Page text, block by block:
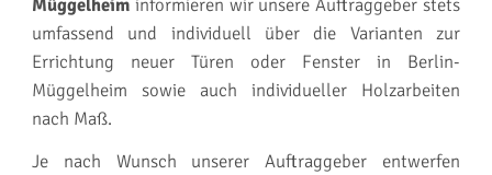
Müggelheiminformieren wir unsere Auftraggeber stets
umfassend und individuell über die Varianten zur
Errichtung neuer Türen oder Fenster in Berlin-
Müggelheim sowie auch individueller Holzarbeiten
nach Maß.
Je nach Wunsch unserer Auftraggeber entwerfen